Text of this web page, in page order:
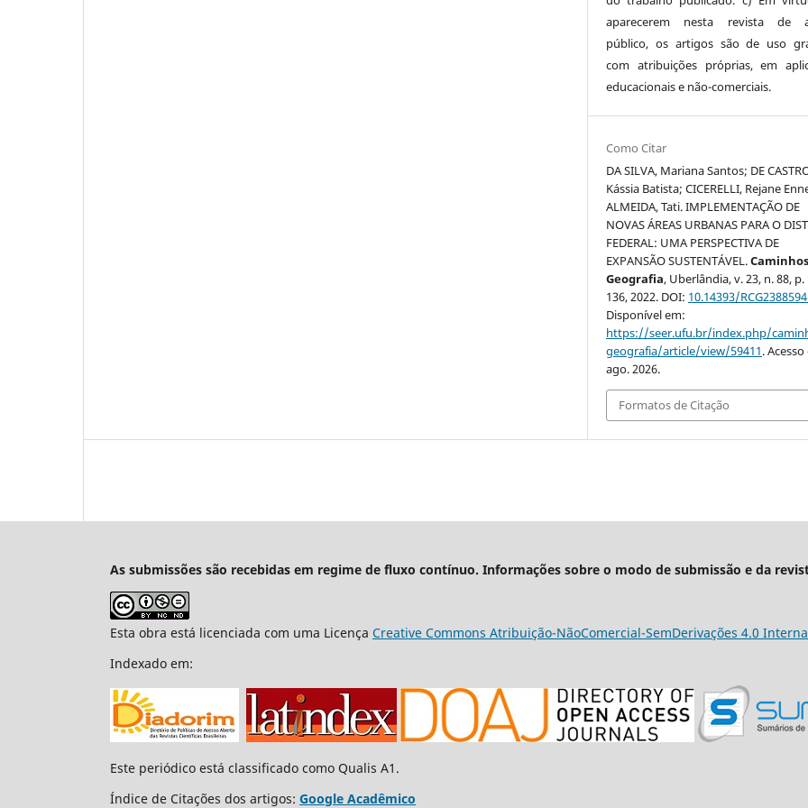
aparecerem nesta revista de
público, os artigos são de uso
com atribuições próprias, em
educacionais e não-comerciais.
Como Citar
DA SILVA, Mariana Santos; DE
Kássia Batista; CICERELLI, Rejane
ALMEIDA, Tati. IMPLEMENTAÇÃO DE
NOVAS ÁREAS URBANAS PARA O
FEDERAL: UMA PERSPECTIVA DE
EXPANSÃO SUSTENTÁVEL.
Geografia, Uberlândia, v. 23, n. 88, p.
136, 2022. DOI: 10.14393/
Disponível em:
https://seer.ufu.br/index.php/
geografia/article/view/59411.
ago. 2026.
Formatos de Citação
As submissões são recebidas em regime de fluxo contínuo. Informações sobre o modo de submissão e da
Esta obra está licenciada com uma Licença Creative Commons Atribuição-NãoComercial-SemDerivações 4.0
Indexado em:
Este periódico está classificado como Qualis A1.
Índice de Citações dos artigos: Google Acadêmico